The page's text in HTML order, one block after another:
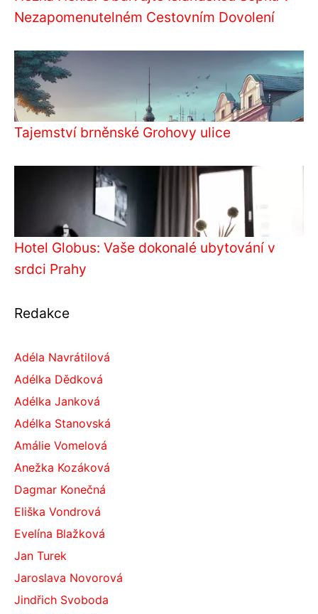
Nezapomenutelném Cestovním Dovolení
Tajemství brněnské Grohovy ulice
Hotel Globus: Vaše dokonalé ubytování v
srdci Prahy
Redakce
Adéla Navrátilová
Adélka Dědková
Adélka Janková
Adélka Stanovská
Amálie Vomelová
Anežka Kozáková
Dagmar Konečná
Eliška Vondrová
Evelína Blažková
Jan Turek
Jaroslava Novorová
Jindřich Svoboda